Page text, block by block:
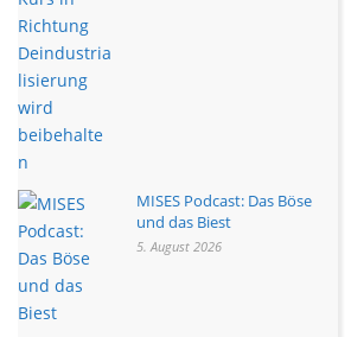
MISES Podcast: Das Böse
und das Biest
5. August 2026